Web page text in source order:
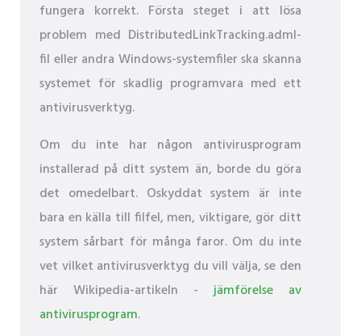
fungera korrekt. Första steget i att lösa
problem med DistributedLinkTracking.adml-
fil eller andra Windows-systemfiler ska skanna
systemet för skadlig programvara med ett
antivirusverktyg.
Om du inte har någon antivirusprogram
installerad på ditt system än, borde du göra
det omedelbart. Oskyddat system är inte
bara en källa till filfel, men, viktigare, gör ditt
system sårbart för många faror. Om du inte
vet vilket antivirusverktyg du vill välja, se den
här Wikipedia-artikeln -jämförelse av
antivirusprogram.